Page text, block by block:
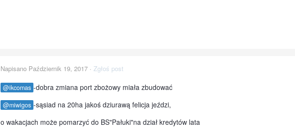
Napisano Październik 19, 2017 · Zgłoś post
@ikcomas -dobra zmiana port zbożowy miała zbudować
@miwigos -sąsiad na 20ha jakoś dziurawą felicja jeździ,
o wakacjach może pomarzyć do BS"Pałuki"na dział kredytów lata